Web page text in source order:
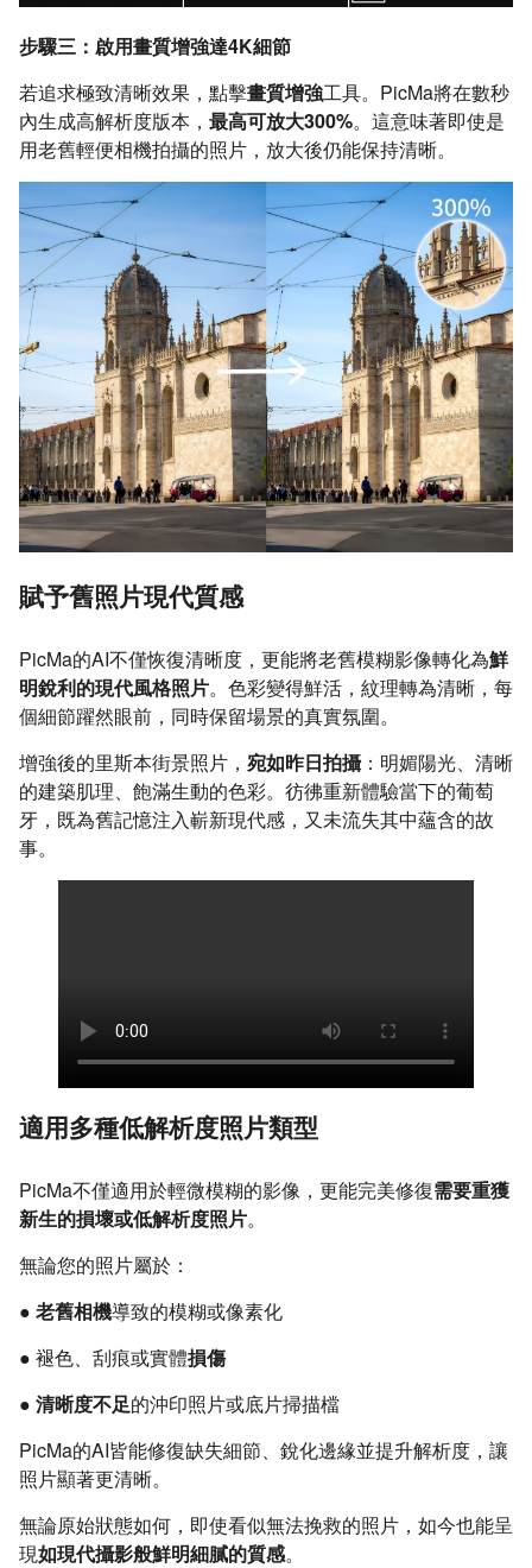
步驟三：啟用畫質增強達4K細節
若追求極致清晰效果，點擊畫質增強工具。PicMa將在數秒
內生成高解析度版本， 最高可放大300%。這意味著即使是
用老舊輕便相機拍攝的照片，放大後仍能保持清晰。
賦予舊照片現代質感
PicMa的AI不僅恢復清晰度，更能將老舊模糊影像轉化為鮮
明銳利的現代風格照片。色彩變得鮮活，紋理轉為清晰，每
個細節躍然眼前，同時保留場景的真實氛圍。
增強後的里斯本街景照片， 宛如昨日拍攝：明媚陽光、清晰
的建築肌理、飽滿生動的色彩。彷彿重新體驗當下的葡萄
牙，既為舊記憶注入嶄新現代感，又未流失其中蘊含的故
事。
適用多種低解析度照片類型
PicMa不僅適用於輕微模糊的影像，更能完美修復需要重獲
新生的損壞或低解析度照片。
無論您的照片屬於：
● 老舊相機導致的模糊或像素化
● 褪色、刮痕或實體損傷
● 清晰度不足的沖印照片或底片掃描檔
PicMa的AI皆能修復缺失細節、銳化邊緣並提升解析度，讓
照片顯著更清晰。
無論原始狀態如何，即使看似無法挽救的照片，如今也能呈
現如現代攝影般鮮明細膩的質感。